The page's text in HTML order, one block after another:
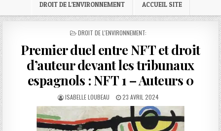
DROIT DE L’ENVIRONNEMENT ACCUEIL SITE
POSTED
DROIT DE L'ENVIRONNEMENT:
Premier duel entre NFT et droit
d’auteur devant les tribunaux
espagnols : NFT 1 – Auteurs 0
AUTHOR:
ISABELLE LOUBEAU
PUBLISHED
DATE:
23 AVRIL 2024